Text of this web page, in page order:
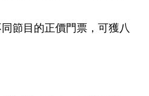
節目的正價門票，可獲八